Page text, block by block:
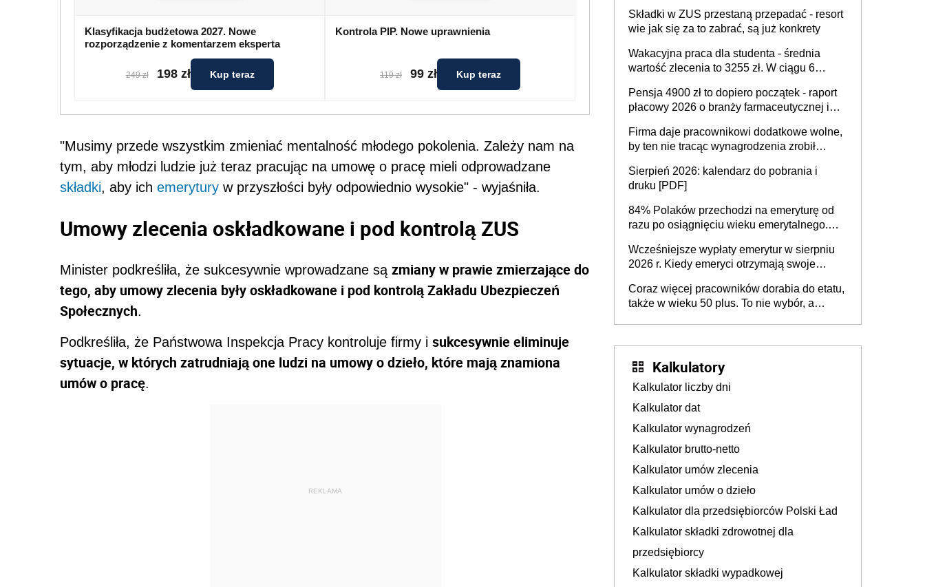
Klasyfikacja budżetowa 2027. Nowe
rozporządzenie z komentarzem eksperta
249 zł 198 zł Kup teraz
Kontrola PIP. Nowe uprawnienia
119 zł 99 zł Kup teraz
"Musimy przede wszystkim zmieniać mentalność młodego pokolenia. Zależy nam na
tym, aby młodzi ludzie już teraz pracując na umowę o pracę mieli odprowadzane
składki, aby ich emerytury w przyszłości były odpowiednio wysokie" - wyjaśniła.
Umowy zlecenia oskładkowane i pod kontrolą ZUS
Minister podkreśliła, że sukcesywnie wprowadzane są zmiany w prawie zmierzające do
tego, aby umowy zlecenia były oskładkowane i pod kontrolą Zakładu Ubezpieczeń
Społecznych.
Podkreśliła, że Państwowa Inspekcja Pracy kontroluje firmy i sukcesywnie eliminuje
sytuacje, w których zatrudniają one ludzi na umowy o dzieło, które mają znamiona
umów o pracę.
REKLAMA
Składki w ZUS przestaną przepadać - resort
wie jak się za to zabrać, są już konkrety
Wakacyjna praca dla studenta - średnia
wartość zlecenia to 3255 zł. W ciągu 6
ponad 10,7 tys. zł
Pensja 4900 zł to dopiero początek - raport
płacowy 2026 o branży farmaceutycznej i
Firma daje pracownikowi dodatkowe wolne,
by ten nie tracąc wynagrodzenia zrobił
sprawdza
Sierpień 2026: kalendarz do pobrania i
druku [PDF]
84% Polaków przechodzi na emeryturę od
razu po osiągnięciu wieku emerytalnego.
dłużej, ale czy jest w stanie? Pracownicy
45+ to siła napędowa gospodarki
Wcześniejsze wypłaty emerytur w sierpniu
2026 r. Kiedy emeryci otrzymają swoje
Coraz więcej pracowników dorabia do etatu,
także w wieku 50 plus. To nie wybór, a
Kalkulatory
Kalkulator liczby dni
Kalkulator dat
Kalkulator wynagrodzeń
Kalkulator brutto-netto
Kalkulator umów zlecenia
Kalkulator umów o dzieło
Kalkulator dla przedsiębiorców Polski Ład
Kalkulator składki zdrowotnej dla
przedsiębiorcy
Kalkulator składki wypadkowej